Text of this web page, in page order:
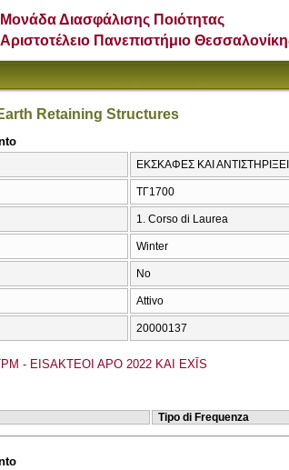
Μονάδα Διασφάλισης Ποιότητας
Αριστοτέλειο Πανεπιστήμιο
Retaining Structures
ΕΚΣΚΑΦΕΣ ΚΑΙ
ΤΓ1700
1. Corso di Laurea
Winter
No
Attivo
20000137
- EISAKTEOI APO 2022 KAI EXĪS
Tipo di Frequenza